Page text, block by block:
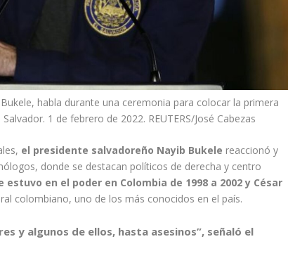
habla durante una ceremonia para colocar la primera
1 de febrero de 2022. REUTERS/José Cabezas
el presidente salvadoreño Nayib Bukele reaccionó y
donde se destacan políticos de derecha y centro
estuvo en el poder en Colombia de 1998 a 2002 y César
colombiano, uno de los más conocidos en el país.
y algunos de ellos, hasta asesinos”, señaló el